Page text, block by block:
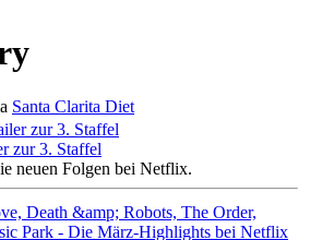
Santa Clarita Diet
zur 3. Staffel
neuen Folgen bei Netflix.